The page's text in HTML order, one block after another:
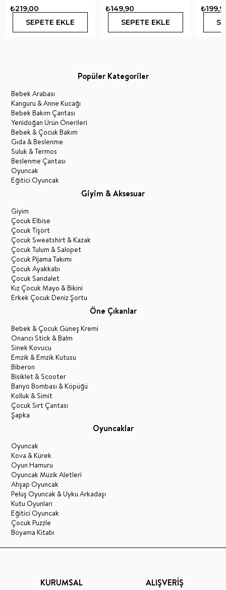
₺219,00
SEPETE EKLE
₺149,90
SEPETE EKLE
Popüler Kategoriler
Bebek Arabası
Kanguru & Anne Kucağı
Bebek Bakım Çantası
Yenidoğan Ürün Önerileri
Bebek & Çocuk Bakım
Gıda & Beslenme
Suluk & Termos
Beslenme Çantası
Oyuncak
Eğitici Oyuncak
Giyim & Aksesuar
Giyim
Çocuk Elbise
Çocuk Tişört
Çocuk Sweatshirt & Kazak
Çocuk Tulum & Salopet
Çocuk Pijama Takımı
Çocuk Ayakkabı
Çocuk Sandalet
Kız Çocuk Mayo & Bikini
Erkek Çocuk Deniz Şortu
Öne Çıkanlar
Bebek & Çocuk Güneş Kremi
Onarıcı Stick & Balm
Sinek Kovucu
Emzik & Emzik Kutusu
Biberon
Bisiklet & Scooter
Banyo Bombası & Köpüğü
Kolluk & Simit
Çocuk Sırt Çantası
Şapka
Oyuncaklar
Oyuncak
Kova & Kürek
Oyun Hamuru
Oyuncak Müzik Aletleri
Ahşap Oyuncak
Peluş Oyuncak & Uyku Arkadaşı
Kutu Oyunları
Eğitici Oyuncak
Çocuk Puzzle
Boyama Kitabı
KURUMSAL ALIŞVERİŞ